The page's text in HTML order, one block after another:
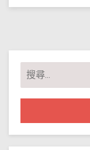
搜
尋
關
字: